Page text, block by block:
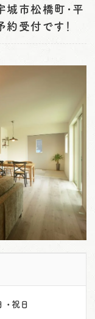
城市松橋町･平
約受付です！
祝日
a